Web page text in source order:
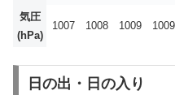
気圧
(hPa)
1007 1008 1009 1009
日の出・日の入り